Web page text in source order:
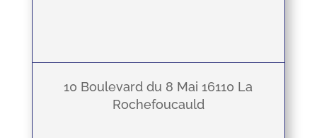
10 Boulevard du 8 Mai 16110 La
Rochefoucauld